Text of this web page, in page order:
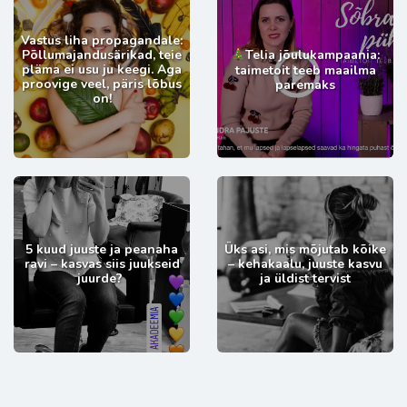
Vastus liha propagandale:
Põllumajandusärikad, teie
pläma ei usu ju keegi. Aga
proovige veel, päris lõbus
on!
Telia jõulukampaania:
taimetoit teeb maailma
paremaks
5 kuud juuste ja peanaha
ravi – kasvas siis juukseid
juurde?
Üks asi, mis mõjutab kõike
– kehakaalu, juuste kasvu
ja üldist tervist